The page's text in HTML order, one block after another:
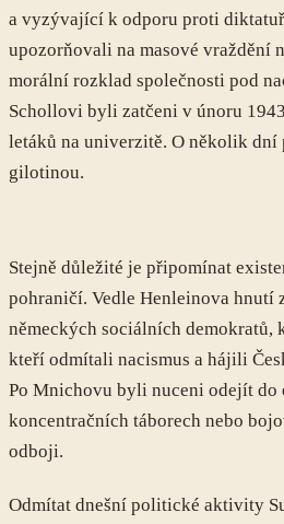
a vyzývající k odporu proti
upozorňovali na masové vraždění
morální rozklad společnosti pod
Schollovi byli zatčeni v únoru
letáků na univerzitě. O několik
gilotinou.
Stejně důležité je připomínat
pohraničí. Vedle Henleinova hnutí
německých sociálních demokratů,
kteří odmítali nacismus a hájili
Po Mnichovu byli nuceni odejít
koncentračních táborech nebo
odboji.
Odmítat dnešní politické aktivity